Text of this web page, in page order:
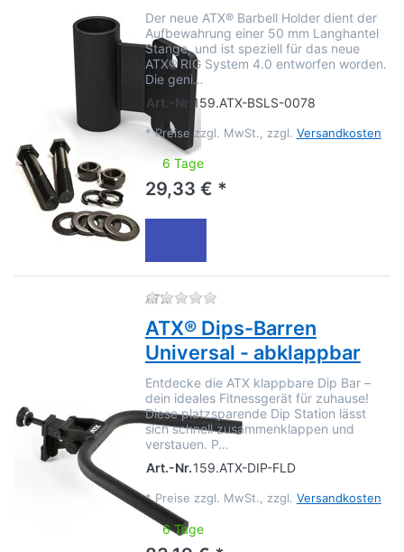
Der neue ATX® Barbell Holder dient der
Aufbewahrung einer 50 mm Langhantel
Stange, und ist speziell für das neue
ATX® RIG System 4.0 entworfen worden.
Die geni…
Art.-Nr. 159.ATX-BSLS-0078
* Preise zzgl. MwSt., zzgl. Versandkosten
6 Tage
29,33 € *
ATX Zu diesem Produkt liegen
ATX® Dips-Barren
Universal - abklappbar
Entdecke die ATX klappbare Dip Bar –
dein ideales Fitnessgerät für zuhause!
Diese platzsparende Dip Station lässt
sich schnell zusammenklappen und
verstauen. P…
Art.-Nr.159.ATX-DIP-FLD
* Preise zzgl. MwSt., zzgl. Versandkosten
6 Tage